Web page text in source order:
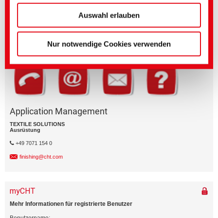
Auswahl erlauben
Nur notwendige Cookies verwenden
Fragen zu Produktmerkmalen oder zur Anwendung?
Senden Sie eine E-Mail an den betreffenden Geschäftsbereich.
Application Management
TEXTILE SOLUTIONS
Ausrüstung
+49 7071 154 0
finishing@cht.com